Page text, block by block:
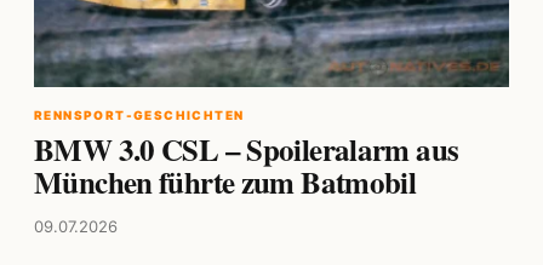
RENNSPORT-GESCHICHTEN
BMW 3.0 CSL – Spoileralarm aus
München führte zum Batmobil
09.07.2026